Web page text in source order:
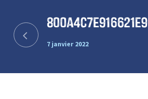
800a4c7e916621e9
7 janvier 2022